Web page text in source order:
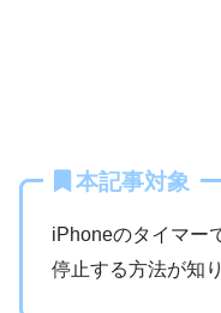
本記事対象
iPhoneのタイマー
停止する方法が知